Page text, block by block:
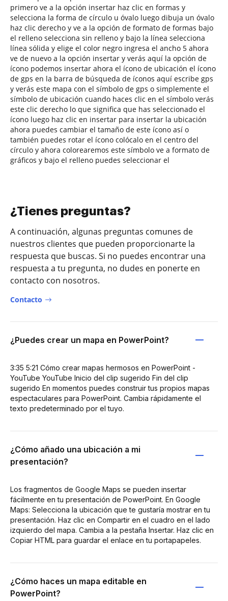
primero ve a la opción insertar haz clic en formas y
selecciona la forma de círculo u óvalo luego dibuja un óvalo
haz clic derecho y ve a la opción de formato de formas bajo
el relleno selecciona sin relleno y bajo la línea selecciona
línea sólida y elige el color negro ingresa el ancho 5 ahora
ve de nuevo a la opción insertar y verás aquí la opción de
ícono podemos insertar ahora el ícono de ubicación el ícono
de gps en la barra de búsqueda de íconos aquí escribe gps
y verás este mapa con el símbolo de gps o simplemente el
símbolo de ubicación cuando haces clic en el símbolo verás
este clic derecho lo que significa que has seleccionado el
ícono luego haz clic en insertar para insertar la ubicación
ahora puedes cambiar el tamaño de este ícono así o
también puedes rotar el ícono colócalo en el centro del
círculo y ahora colorearemos este símbolo ve a formato de
gráficos y bajo el relleno puedes seleccionar el
¿Tienes preguntas?
A continuación, algunas preguntas comunes de
nuestros clientes que pueden proporcionarte la
respuesta que buscas. Si no puedes encontrar una
respuesta a tu pregunta, no dudes en ponerte en
contacto con nosotros.
Contacto
¿Puedes crear un mapa en PowerPoint?
3:35 5:21 Cómo crear mapas hermosos en PowerPoint -
YouTube YouTube Inicio del clip sugerido Fin del clip
sugerido En momentos puedes construir tus propios mapas
espectaculares para PowerPoint. Cambia rápidamente el
texto predeterminado por el tuyo.
¿Cómo añado una ubicación a mi
presentación?
Los fragmentos de Google Maps se pueden insertar
fácilmente en tu presentación de PowerPoint. En Google
Maps: Selecciona la ubicación que te gustaría mostrar en tu
presentación. Haz clic en Compartir en el cuadro en el lado
izquierdo del mapa. Cambia a la pestaña Insertar. Haz clic en
Copiar HTML para guardar el enlace en tu portapapeles.
¿Cómo haces un mapa editable en
PowerPoint?